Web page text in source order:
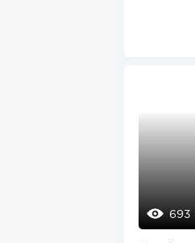
693